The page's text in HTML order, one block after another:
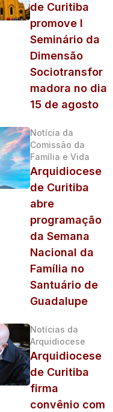
de Curitiba
promove I
Seminário da
Dimensão
Sociotransfor
madora no dia
15 de agosto
Notícia da
Comissão da
Família e Vida
Arquidiocese
de Curitiba
abre
programação
da Semana
Nacional da
Família no
Santuário de
Guadalupe
Notícias da
Arquidiocese
Arquidiocese
de Curitiba
firma
convênio com